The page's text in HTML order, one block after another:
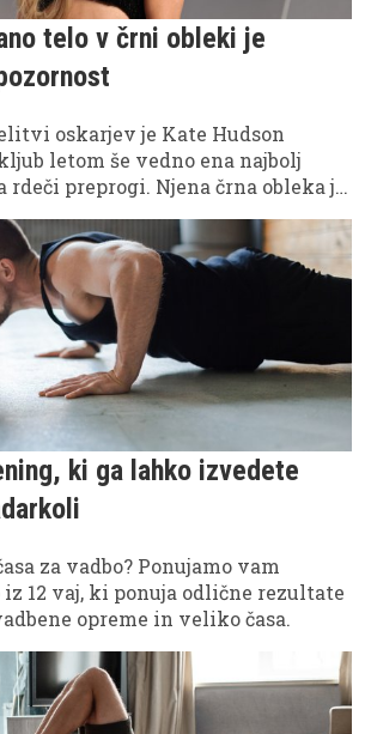
telo v črni obleki je
oskarjev je Kate Hudson
letom še vedno ena najbolj
rdeči preprogi. Njena črna obleka je
besed.
ki ga lahko izvedete
za vadbo? Ponujamo vam
12 vaj, ki ponuja odlične rezultate
opreme in veliko časa.